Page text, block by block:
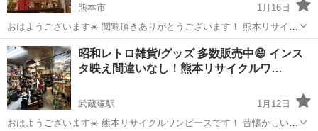
熊本市
1月16日
おはようございます☀️ 閲覧頂きありがとうございます！ 熊本リサイク
ルワンピースです！ 昭和レトロ雑貨を、今の感性で楽しむ空間へ。店
内には、 若い世代の方々にも響くデザインや色彩がたっぷり詰まった
アイテムがずらり！ イン...
熊本 熊本市 リサイクルショップ 買取
昭和レトロ雑貨/グッズ 多数販売中😄 インス
タ映え間違いなし！熊本リサイクルワ…
武蔵塚駅
1月12日
おはようございます☀️ 熊本リサイクルワンピースです！ 昔懐かしい昭